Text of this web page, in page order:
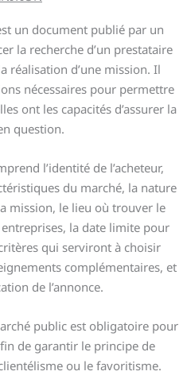
un document publié par un
la recherche d’un prestataire
réalisation d’une mission. Il
nécessaires pour permettre
ont les capacités d’assurer la
question.
l’identité de l’acheteur,
du marché, la nature
mission, le lieu où trouver le
la date limite pour
qui serviront à choisir
complémentaires, et
de l’annonce.
public est obligatoire pour
de garantir le principe de
ou le favoritisme.